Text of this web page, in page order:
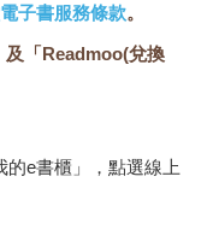
子書服務條款。
及「Readmoo(兌換
e書櫃」，點選線上